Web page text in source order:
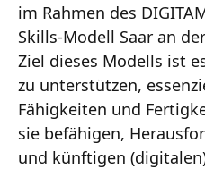
im Rahmen des
Skills-Modell Saar an
Ziel dieses Modells ist
zu unterstützen,
Fähigkeiten und
sie befähigen,
und künftigen